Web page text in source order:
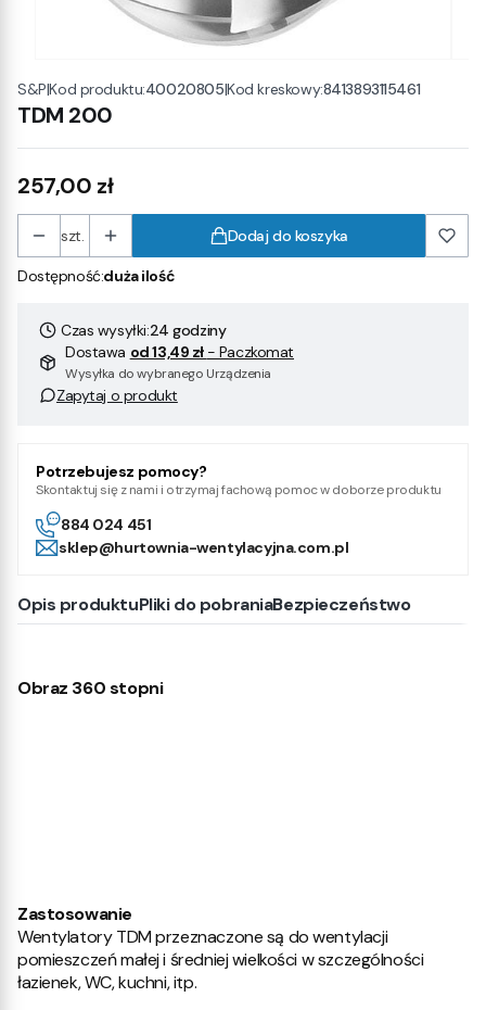
S&P|Kod produktu:40020805|Kod kreskowy:8413893115461
TDM 200
Cena
257,00 zł
szt. Dodaj do koszyka
Dostępność:duża ilość
Czas wysyłki:24 godziny
Dostawa od 13,49 zł - Paczkomat
Wysyłka do wybranego Urządzenia
Zapytaj o produkt
Potrzebujesz pomocy?
Skontaktuj się z nami i otrzymaj fachową pomoc w doborze produktu
884 024 451
sklep@hurtownia-wentylacyjna.com.pl
Opis produktuPliki do pobraniaBezpieczeństwo
Obraz 360 stopni
Zastosowanie
Wentylatory TDM przeznaczone są do wentylacji
pomieszczeń małej i średniej wielkości w szczególności
łazienek, WC, kuchni, itp.